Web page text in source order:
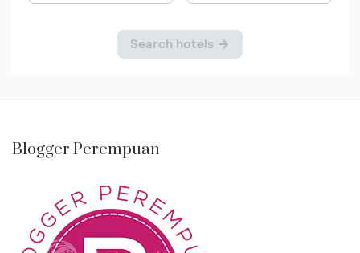
Blogger Perempuan